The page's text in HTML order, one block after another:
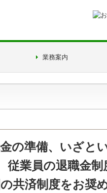
業務案内
の準備、いざと
従業員の退職金制
共済制度をお奨